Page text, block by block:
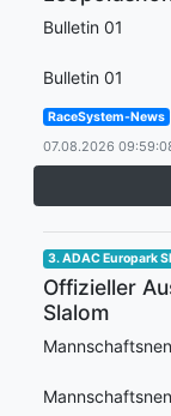
Bulletin 01
Bulletin 01
RaceSystem-News
07.08.2026
3. ADAC Europark
Offizieller
Slalom